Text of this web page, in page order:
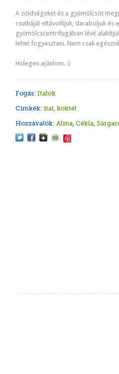
A zöldségeket és a gyümölcsöt
csutkáját eltávolítjuk, daraboljuk és
gyümölcscentrifugában lévé
lehet fogyasztani. Nem csak
Hidegen ajánlom. :)
Fogás: Italok
Cimkék: ital, koktél
Hozzávalók: Alma, Cékla,